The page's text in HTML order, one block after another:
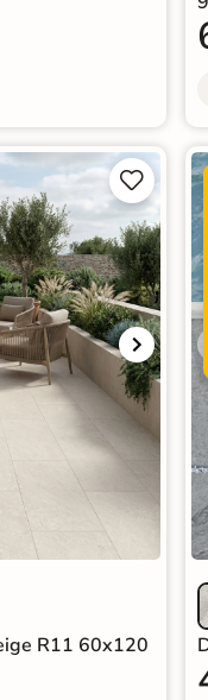


R11 60x120